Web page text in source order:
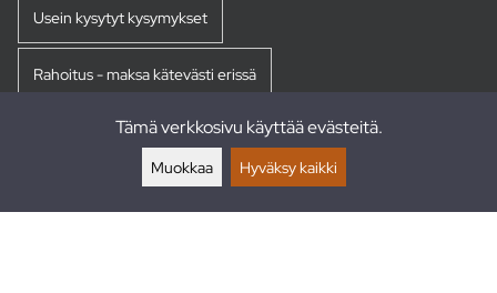
Usein kysytyt kysymykset
Rahoitus - maksa kätevästi erissä
Tämä verkkosivu käyttää evästeitä.
Muokkaa Hyväksy kaikki